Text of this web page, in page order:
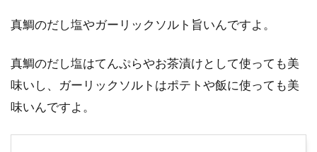
真鯛のだし塩やガーリックソルト旨いんですよ。
真鯛のだし塩はてんぷらやお茶漬けとして使っても美
味いし、ガーリックソルトはポテトや飯に使っても美
味いんですよ。